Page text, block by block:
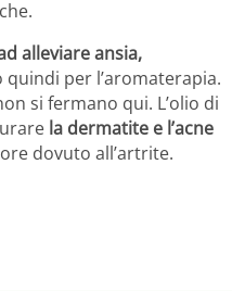
alleviare ansia,
quindi per l’aromaterapia.
si fermano qui. L’olio di
la dermatite e l’acne
dovuto all’artrite.